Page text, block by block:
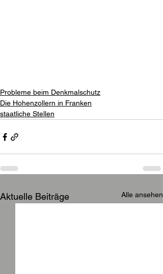
Probleme beim Denkmalschutz
Die Hohenzollern in Franken
staatliche Stellen
Aktuelle Beiträge Alle ansehen